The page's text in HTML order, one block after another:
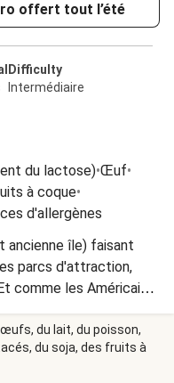
offert tout l’été
Difficulty
Intermédiaire
du lactose)•Œuf•
à coque•
d'allergènes
ancienne île) faisant
parcs d'attraction,
comme les Américains
à déguster
de tester ce soir le
bœuf haché, sauce
idéale pour se
du lait, du poisson,
du soja, des fruits à